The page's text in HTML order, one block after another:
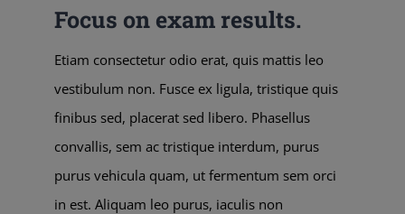
Focus on exam results.
Etiam consectetur odio erat, quis mattis leo
vestibulum non. Fusce ex ligula, tristique quis
finibus sed, placerat sed libero. Phasellus
convallis, sem ac tristique interdum, purus
purus vehicula quam, ut fermentum sem orci
in est. Aliquam leo purus, iaculis non